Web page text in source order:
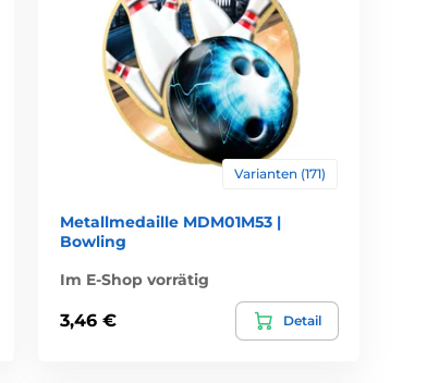
Varianten (171)
Metallmedaille MDM01M53 |
Bowling
Im E-Shop vorrätig
3,46 € Detail